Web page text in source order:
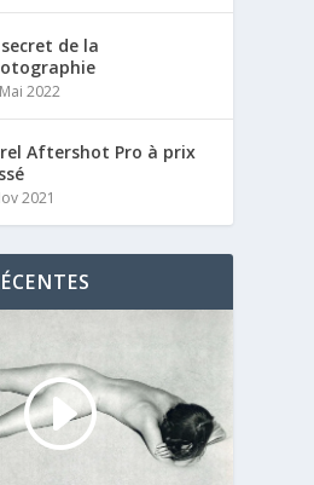
secret de la
2022
Aftershot Pro à prix
2021